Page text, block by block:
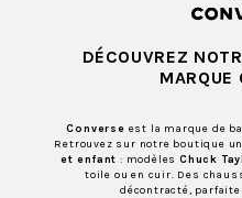
DÉCOUVREZ
MARQUE
Converse est la marque de
Retrouvez sur notre boutique
et enfant : modèlesChuck
toile ou en cuir. Des
décontracté,